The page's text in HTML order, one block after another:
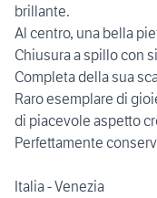
brillante.
Al centro, una bella
Chiusura a spillo con
Completa della sua
Raro esemplare di
di piacevole aspetto
Perfettamente
Italia - Venezia